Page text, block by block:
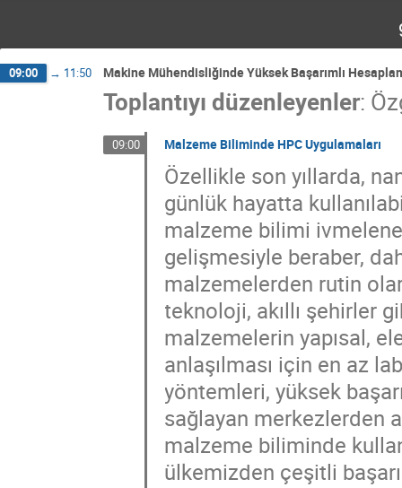
09:00 → 11:50 Makine Mühendisliğinde Yüksek Başarımlı
Toplantıyı düzenleyenler:
09:00 Malzeme Biliminde HPC Uygulamaları
Özellikle son yıllarda,
günlük hayatta
malzeme bilimi
gelişmesiyle beraber,
malzemelerden rutin
teknoloji, akıllı şehirler
malzemelerin yapısal,
anlaşılması için en az
yöntemleri, yüksek
sağlayan merkezlerden
malzeme biliminde
ülkemizden çeşitli